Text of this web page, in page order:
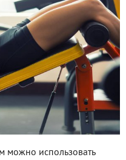
можно использовать